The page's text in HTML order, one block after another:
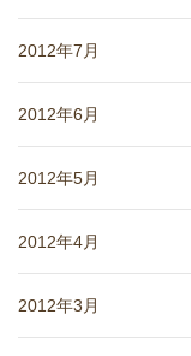
2012年7月
2012年6月
2012年5月
2012年4月
2012年3月